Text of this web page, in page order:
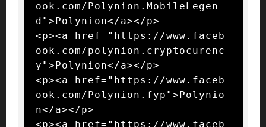
ook.com/Polynion.MobileLegen
d">Polynion</a></p>
<p><a href="https://www.faceb
ook.com/polynion.cryptocurenc
y">Polynion</a></p>
<p><a href="https://www.faceb
ook.com/Polynion.fyp">Polynio
n</a></p>
<p><a href="https://www.faceb